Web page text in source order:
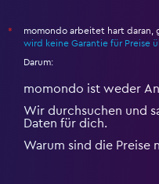
*
momondo arbeitet hart daran,
wird keine Garantie für Preise
Darum:
momondo ist weder
Wir durchsuchen und
Daten für dich.
Warum sind die Preise